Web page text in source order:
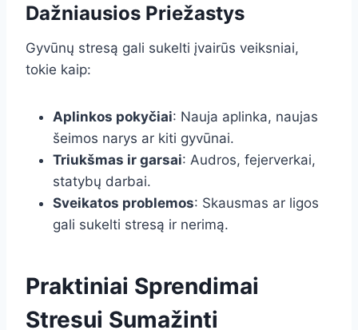
Dažniausios Priežastys
Gyvūnų stresą gali sukelti įvairūs veiksniai,
tokie kaip:
Aplinkos pokyčiai: Nauja aplinka, naujas
šeimos narys ar kiti gyvūnai.
Triukšmas ir garsai: Audros, fejerverkai,
statybų darbai.
Sveikatos problemos: Skausmas ar ligos
gali sukelti stresą ir nerimą.
Praktiniai Sprendimai
Stresui Sumažinti